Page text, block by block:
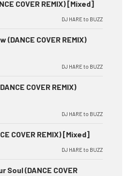
COVER REMIX) [Mixed]
DJ HARE to BUZZ
(DANCE COVER REMIX)
DJ HARE to BUZZ
COVER REMIX)
DJ HARE to BUZZ
COVER REMIX) [Mixed]
DJ HARE to BUZZ
Soul (DANCE COVER